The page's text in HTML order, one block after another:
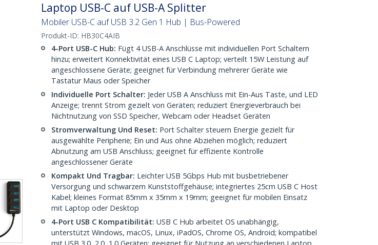
Laptop USB-C auf USB-A Splitter
Mobiler USB-C auf USB 3.2 Gen 1 Hub | Bus-Powered
Produkt-ID: HB30C4AIB
4-Port USB-C Hub: Fügt 4 USB-A Anschlüsse mit individuellen Port Schaltern
hinzu; erweitert Konnektivität eines USB C Laptop; verteilt 15W Leistung auf
angeschlossene Geräte; geeignet für Verbindung mehrerer Geräte wie
Tastatur Maus oder Speicher
Individuelle Port Schalter: Jeder USB A Anschluss mit Ein-Aus Taste, und LED
Anzeige; trennt Strom gezielt von Geräten; reduziert Energieverbrauch bei
Nichtnutzung von SSD Speicher, Webcam oder Headset Geräten
Stromverwaltung Und Reset: Port Schalter steuern Energie gezielt für
ausgewählte Peripherie; Ein und Aus ohne Abziehen möglich; reduziert
Abnutzung am USB Anschluss; geeignet für effiziente Kontrolle
angeschlossener Geräte
Kompakt Und Tragbar: Leichter USB 5Gbps Hub mit busbetriebener
Versorgung und schwarzem Kunststoffgehäuse; integriertes 25cm USB C Host
Kabel; kleines Format 85mm x 35mm x 19mm; geeignet für mobilen Einsatz
mit Laptop oder Desktop
4-Port USB C Kompatibilität: USB C Hub arbeitet OS unabhängig,
unterstützt Windows, macOS, Linux, iPadOS, Chrome OS, Android; kompatibel